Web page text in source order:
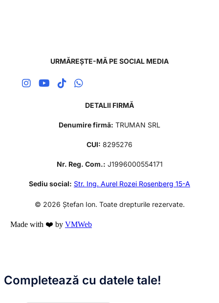
URMĂREȘTE-MĂ PE SOCIAL MEDIA
DETALII FIRMĂ
Denumire firmă: TRUMAN SRL
CUI: 8295276
Nr. Reg. Com.: J1996000554171
Sediu social: Str. Ing. Aurel Rozei Rosenberg 15-A
© 2026 Ștefan Ion. Toate drepturile rezervate.
Made with ❤️ by VMWeb
Completează cu datele tale!